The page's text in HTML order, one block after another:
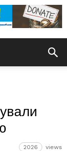
2026 views